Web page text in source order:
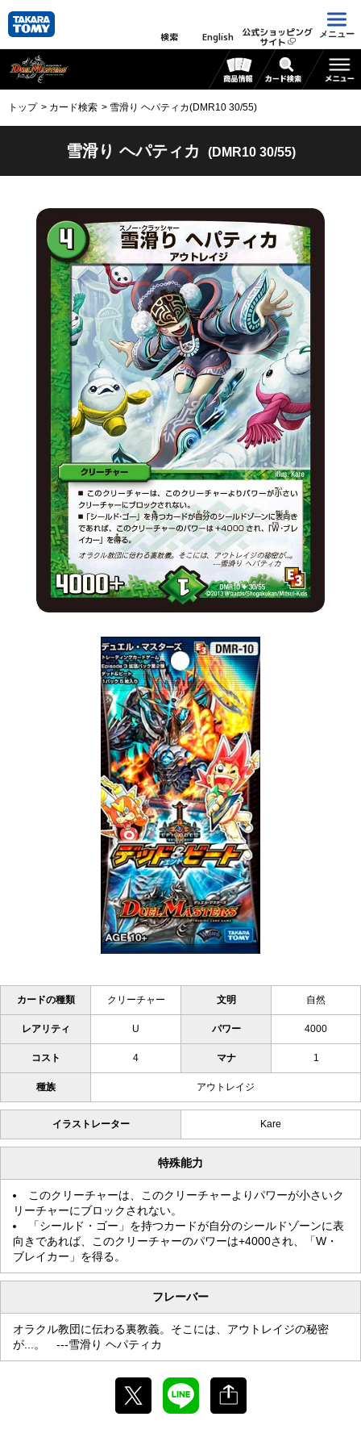
検索 English 公式ショッピング
サイト
メニュー
トップ カード検索 雪滑り ヘパティカ(DMR10 30/55)
雪滑り ヘパティカ (DMR10 30/55)
カードの種類 クリーチャー 文明 自然
レアリティ U パワー 4000
コスト 4 マナ 1
種族 アウトレイジ
イラストレーター Kare
特殊能力
このクリーチャーは、このクリーチャーよりパワーが小さいク
リーチャーにブロックされない。
「シールド・ゴー」を持つカードが自分のシールドゾーンに表
向きであれば、このクリーチャーのパワーは+4000され、「W・
ブレイカー」を得る。
フレーバー
オラクル教団に伝わる裏教義。そこには、アウトレイジの秘密
が...。 ---雪滑り ヘパティカ